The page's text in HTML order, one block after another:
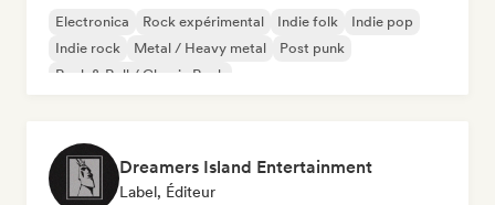
Electronica Rock expérimental Indie folk
Indie pop
Indie rock
Metal / Heavy metal
Post punk
Rock & Roll / Classic Rock
Dreamers Island Entertainment
Label, Éditeur